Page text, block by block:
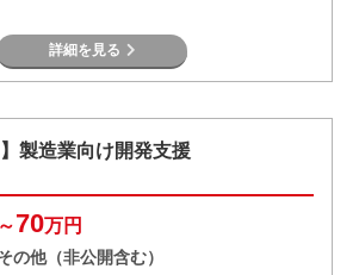
詳細を見る
製造業向け開発支援
70万円
他（非公開含む）